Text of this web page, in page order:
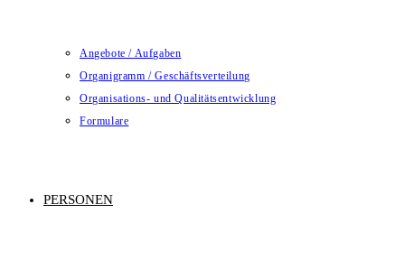
Angebote / Aufgaben
Organigramm / Geschäftsverteilung
Organisations- und Qualitätsentwicklung
Formulare
PERSONEN